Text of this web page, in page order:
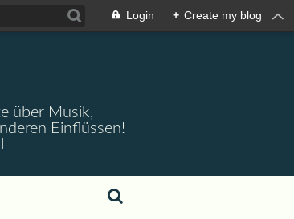
Login + Create my blog
über Musik,
Einflüssen!